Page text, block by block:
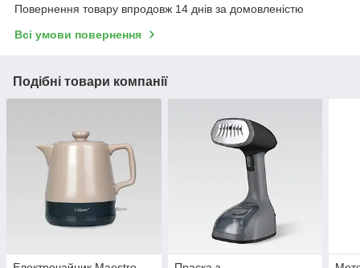
Повернення товару впродовж 14 днів за домовленістю
Всі умови повернення
Подібні товари компанії